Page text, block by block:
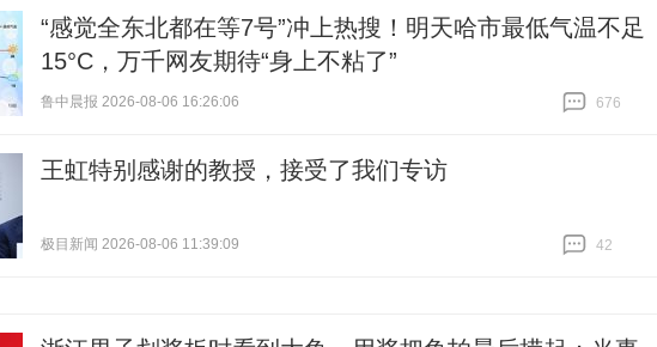
“感觉全东北都在等7号”冲上热搜！明天哈市最低气温不足
15°C，万千网友期待“身上不粘了”
鲁中晨报 2026-08-06 16:26:06
676
王虹特别感谢的教授，接受了我们专访
极目新闻 2026-08-06 11:39:09
42